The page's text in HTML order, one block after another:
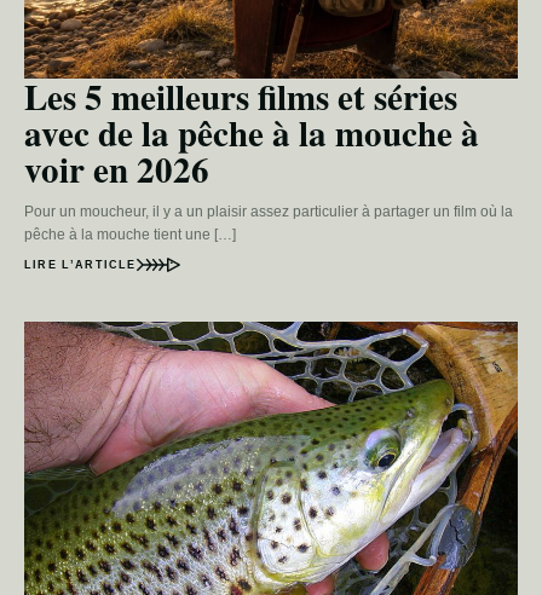
Les 5 meilleurs films et séries
avec de la pêche à la mouche à
voir en 2026
Pour un moucheur, il y a un plaisir assez particulier à partager un film où la
pêche à la mouche tient une […]
LIRE L’ARTICLE